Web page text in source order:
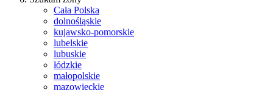
Cała Polska
dolnośląskie
kujawsko-pomorskie
lubelskie
lubuskie
łódzkie
małopolskie
mazowieckie